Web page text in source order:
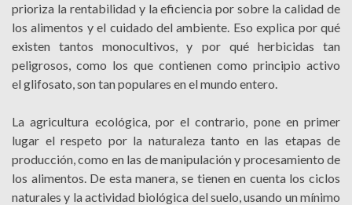
prioriza la rentabilidad y la eficiencia por sobre la calidad de
los alimentos y el cuidado del ambiente. Eso explica por qué
existen tantos monocultivos, y por qué herbicidas tan
peligrosos, como los que contienen como principio activo
el glifosato, son tan populares en el mundo entero.
La agricultura ecológica, por el contrario, pone en primer
lugar el respeto por la naturaleza tanto en las etapas de
producción, como en las de manipulación y procesamiento de
los alimentos. De esta manera, se tienen en cuenta los ciclos
naturales y la actividad biológica del suelo, usando un mínimo